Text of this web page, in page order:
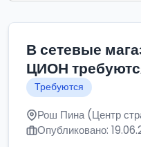
В сетевые
ЦИОН
Требуются
Рош Пина (Центр
Опубликовано: